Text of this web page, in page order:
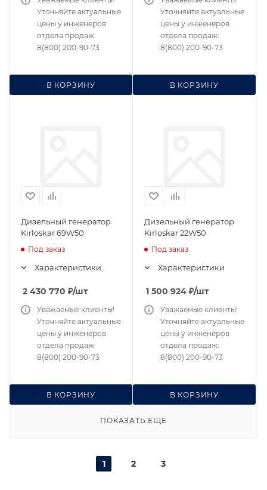
В КОРЗИНУ
Уточняйте актуальные
цены у инженеров
отдела продаж:
8(800) 200-90-73
В КОРЗИНУ
Уточняйте актуальные
цены у инженеров
отдела продаж:
8(800) 200-90-73
Дизельный генератор
Kirloskar 69W50
Под заказ
Характеристики
2 430 770 ₽/шт
В КОРЗИНУ
Уважаемые клиенты!
Уточняйте актуальные
цены у инженеров
отдела продаж:
8(800) 200-90-73
Дизельный генератор
Kirloskar 22W50
Под заказ
Характеристики
1 500 924 ₽/шт
В КОРЗИНУ
Уважаемые клиенты!
Уточняйте актуальные
цены у инженеров
отдела продаж:
8(800) 200-90-73
ПОКАЗАТЬ ЕЩЕ
1 2 3